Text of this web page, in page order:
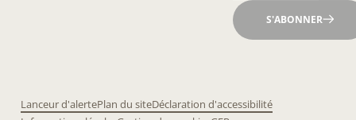
S'ABONNER
Lanceur d'alertePlan du siteDéclaration d'accessibilité